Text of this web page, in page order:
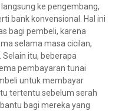
ke pengembang,
bank konvensional. Hal ini
bagi pembeli, karena
selama masa cicilan,
itu, beberapa
pembayaran tunai
untuk membayar
tertentu sebelum serah
bagi mereka yang